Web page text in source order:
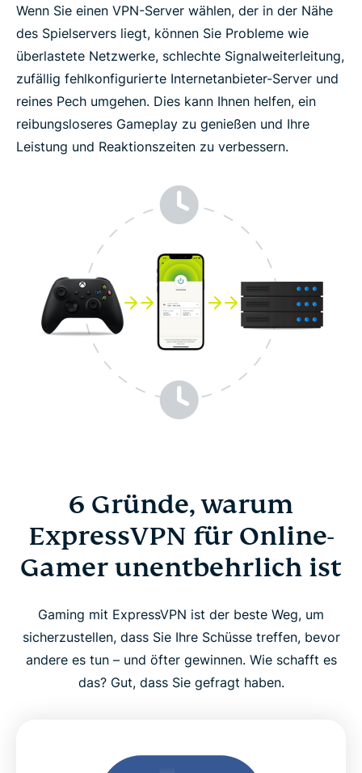
Wenn Sie einen VPN-Server wählen, der in der Nähe
des Spielservers liegt, können Sie Probleme wie
überlastete Netzwerke, schlechte Signalweiterleitung,
zufällig fehlkonfigurierte Internetanbieter-Server und
reines Pech umgehen. Dies kann Ihnen helfen, ein
reibungsloseres Gameplay zu genießen und Ihre
Leistung und Reaktionszeiten zu verbessern.
6 Gründe, warum
ExpressVPN für Online-
Gamer unentbehrlich ist
Gaming mit ExpressVPN ist der beste Weg, um
sicherzustellen, dass Sie Ihre Schüsse treffen, bevor
andere es tun – und öfter gewinnen. Wie schafft es
das? Gut, dass Sie gefragt haben.